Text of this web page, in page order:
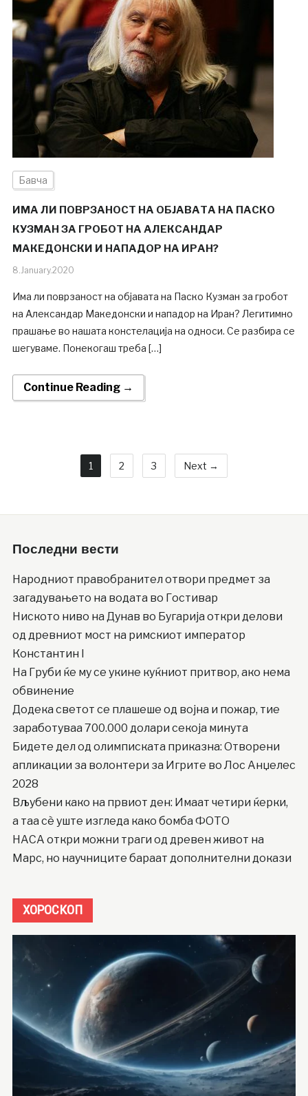
Бавча
ИМА ЛИ ПОВРЗАНОСТ НА ОБЈАВАТА НА ПАСКО
КУЗМАН ЗА ГРОБОТ НА АЛЕКСАНДАР
МАКЕДОНСКИ И НАПАДОР НА ИРАН?
8.January.2020
Има ли поврзаност на објавата на Паско Кузман за гробот
на Александар Македонски и нападор на Иран? Легитимно
прашање во нашата констелација на односи. Се разбира се
шегуваме. Понекогаш треба […]
Continue Reading →
1 2 3 Next →
Последни вести
Народниот правобранител отвори предмет за
загадувањето на водата во Гостивар
Ниското ниво на Дунав во Бугарија откри делови
од древниот мост на римскиот император
Константин I
На Груби ќе му се укине куќниот притвор, ако нема
обвинение
Додека светот се плашеше од војна и пожар, тие
заработуваа 700.000 долари секоја минута
Бидете дел од олимписката приказна: Отворени
апликации за волонтери за Игрите во Лос Анџелес
2028
Вљубени како на првиот ден: Имаат четири ќерки,
а таа сè уште изгледа како бомба ФОТО
НАСА откри можни траги од древен живот на
Марс, но научниците бараат дополнителни докази
ХОРОСКОП